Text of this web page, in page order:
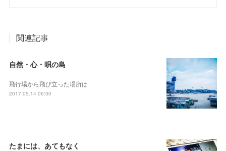
関連記事
自然・心・唄の島
飛行場から飛び立った場所は
2017.05.14 06:00
たまには、あてもなく